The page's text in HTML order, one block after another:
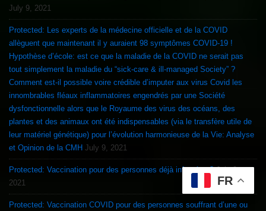
July 9, 2021
Protected: Les experts de la médecine officielle et de la COVID
allèguent que maintenant il y auraient 98 symptômes COVID-19 !
Hypothèse d’école: est ce que la maladie de la COVID ne serait pas
tout simplement la maladie du “sick-care & ill-managed Society” ?
Comment est-il possible voire crédible d’imputer aux virus Covid les
innombrables fléaux inflammatoires engendrés par une Société
dysfonctionnelle alors que le Royaume des virus des océans, des
plantes et des animaux ont été indispensables (via le transfère utile de
leur matériel génétique) pour l’évolution harmonieuse de la Vie: Analyse
et Opinion de la CMH July 9, 2021
Protected: Vaccination pour des personnes déjà infectées ? July 9,
2021
Protected: Vaccination COVID pour des personnes souffrant d’une ou
FR